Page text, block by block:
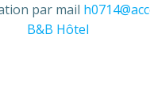
par mail
B&B Hôtel